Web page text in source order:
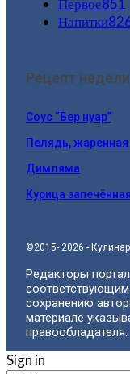
Первое851
Напитки
Рецепт
Соус “Бер нуар”
Пелядь, жаренная
Димляма
Курица
©2015- 2026 -
Редакторы
сохранению
материале
правообладателя.
Sign in